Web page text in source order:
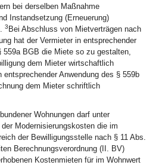
bei derselben Maßnahme
Instandsetzung (Erneuerung)
3 Bei Abschluss von Mietverträgen nach
hat der Vermieter in entsprechender
559a BGB die Miete so zu gestalten,
dem Mieter wirtschaftlich
entsprechender Anwendung des § 559b
dem Mieter schriftlich
Wohnungen darf unter
Modernisierungskosten die im
der Bewilligungsstelle nach § 11 Abs.
Berechnungsverordnung (II. BV)
Kostenmieten für im Wohnwert